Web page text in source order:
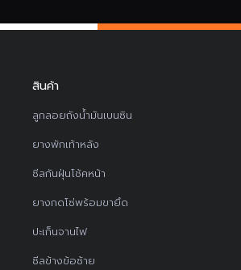
สินค้า
ลูกลอยถังน้ำมันเบนซิน
ยางพักเท้าหลัง
ซีลกันฝุ่นโช้คหน้า
ยางกดโซ่พร้อมขายึด
ปะเก็นจานไฟ
ซีลข้างข้อซ้าย